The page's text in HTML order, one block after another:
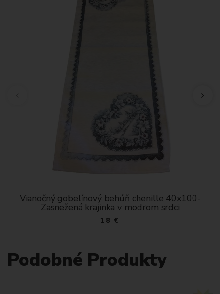
Vianočný gobelínový behúň chenille 40x100-
Zasnežená krajinka v modrom srdci
18 €
Podobné Produkty